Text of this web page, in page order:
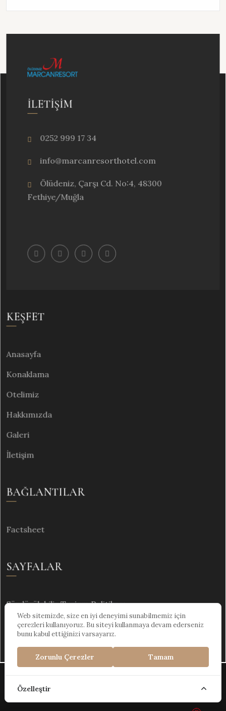
Web sitemizde, size en iyi deneyimi sunabilmemiz için
çerezleri kullanıyoruz. Bu siteyi kullanmaya devam ederseniz
bunu kabul ettiğinizi varsayarız.
Zorunlu Çerezler Tamam
Özelleştir
İLETIŞIM
0252 999 17 34
info@marcanresorthotel.com
Ölüdeniz, Çarşı Cd. No:4, 48300
Fethiye/Muğla
KEŞFET
Anasayfa
Konaklama
Otelimiz
Hakkımızda
Galeri
İletişim
BAĞLANTILAR
Factsheet
SAYFALAR
Sürdürülebilir Turizm Politikası
Kültür ve Turizm Bakanlığı Turizm İşletme Belgesi :